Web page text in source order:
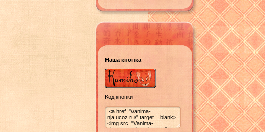
Наша кнопка
Код кнопки